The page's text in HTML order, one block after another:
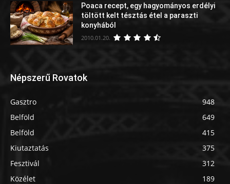
Poaca recept, egy hagyományos erdélyi
töltött kelt tésztás étel a paraszti
konyhából
2010.01.20.
Népszerű Rovatok
Gasztro
948
Belföld
649
Belföld
415
Kiutaztatás
375
Fesztivál
312
Közélet
189